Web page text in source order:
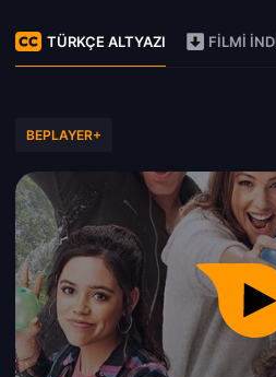
TÜRKÇE ALTYAZI FILMI
BEPLAYER+